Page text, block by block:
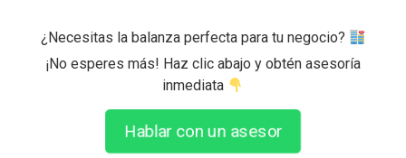
¿Necesitas la balanza perfecta para tu negocio?
¡No esperes más! Haz clic abajo y obtén asesoría
inmediata
Hablar con un asesor